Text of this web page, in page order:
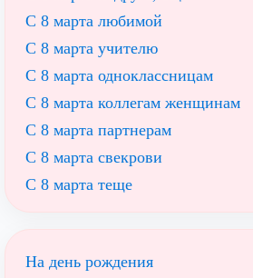
С 8 марта любимой
С 8 марта учителю
С 8 марта одноклассницам
С 8 марта коллегам женщинам
С 8 марта партнерам
С 8 марта свекрови
С 8 марта теще
На день рождения